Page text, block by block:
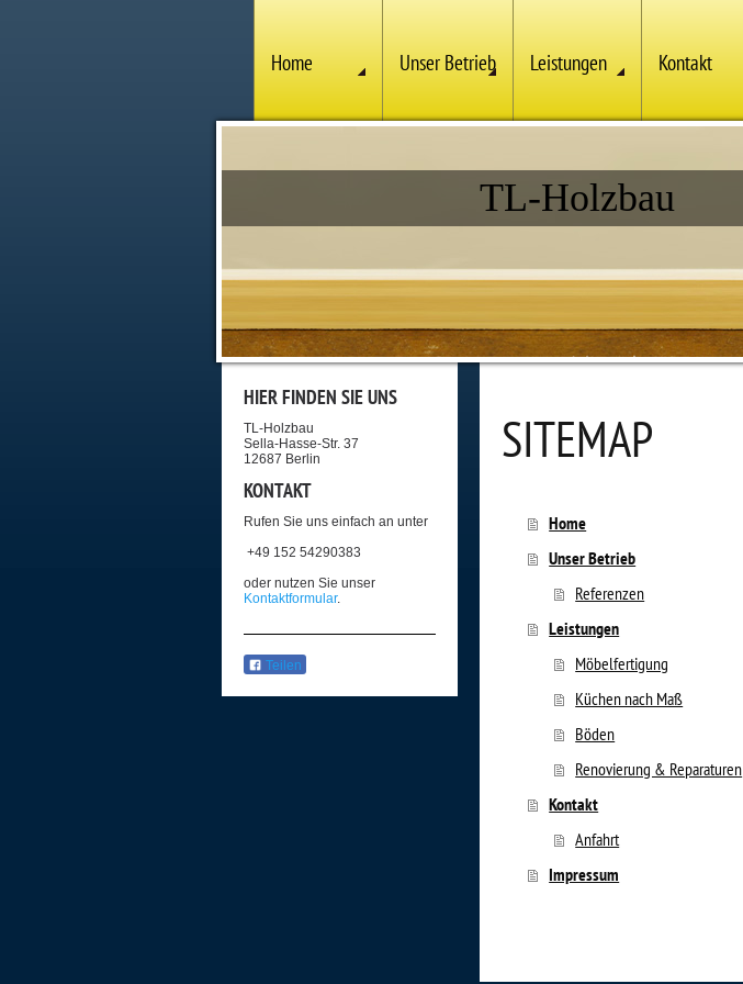
Home Unser Betrieb Leistungen Kontakt
TL-Holzbau
HIER FINDEN SIE UNS
TL-Holzbau
Sella-Hasse-Str. 37
12687 Berlin
KONTAKT
Rufen Sie uns einfach an unter
+49 152 54290383
oder nutzen Sie unser
Kontaktformular.
Teilen
SITEMAP
Home
Unser Betrieb
Referenzen
Leistungen
Möbelfertigung
Küchen nach Maß
Böden
Renovierung & Reparaturen
Kontakt
Anfahrt
Impressum